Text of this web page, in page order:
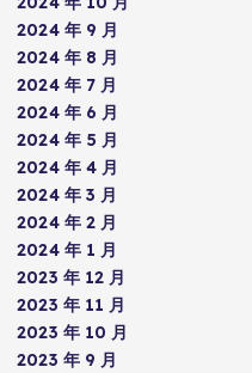
2024 年 9 月
2024 年 8 月
2024 年 7 月
2024 年 6 月
2024 年 5 月
2024 年 4 月
2024 年 3 月
2024 年 2 月
2024 年 1 月
2023 年 12 月
2023 年 11 月
2023 年 10 月
2023 年 9 月